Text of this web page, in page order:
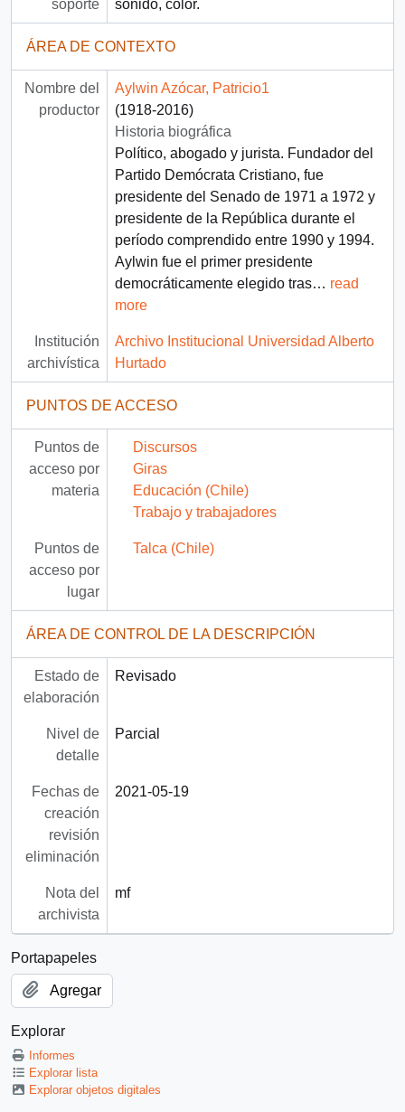
soporte sonido, color.
ÁREA DE CONTEXTO
Nombre del
productor
Aylwin Azócar, Patricio1
(1918-2016)
Historia biográfica
Político, abogado y jurista. Fundador del
Partido Demócrata Cristiano, fue
presidente del Senado de 1971 a 1972 y
presidente de la República durante el
período comprendido entre 1990 y 1994.
Aylwin fue el primer presidente
democráticamente elegido tras… read
more
Institución
archivística
Archivo Institucional Universidad Alberto
Hurtado
PUNTOS DE ACCESO
Puntos de
acceso por
materia
Discursos
Giras
Educación (Chile)
Trabajo y trabajadores
Puntos de
acceso por
lugar
Talca (Chile)
ÁREA DE CONTROL DE LA DESCRIPCIÓN
Estado de
elaboración
Revisado
Nivel de
detalle
Parcial
Fechas de
creación
revisión
eliminación
2021-05-19
Nota del
archivista
mf
Portapapeles
Agregar
Explorar
Informes
Explorar lista
Explorar objetos digitales